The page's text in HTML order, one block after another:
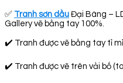
✅ Tranh sơn dầu Đại Bàng –
Gallery vẽ bằng tay 100%.
✔️ Tranh được vẽ bằng tay tỉ
✔️ Tranh được vẽ trên vải bố